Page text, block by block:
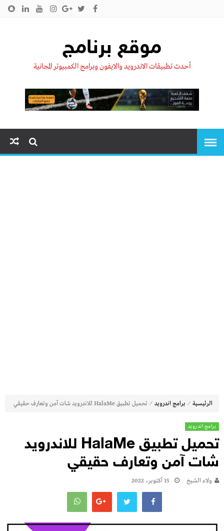
موقع برنامج
أحدث تطبيقات الاندرويد والايفون وبرامج الكمبيوتر المجانية
الرئيسية ⁄ برامج اندرويد ⁄ تحميل تطبيق HalaMe للاندرويد شات آمن وتعارف حقيقي
برامج اندرويد
تحميل تطبيق HalaMe للاندرويد
شات آمن وتعارف حقيقي
ولاء الشيخ 15 أكتوبر، 2022